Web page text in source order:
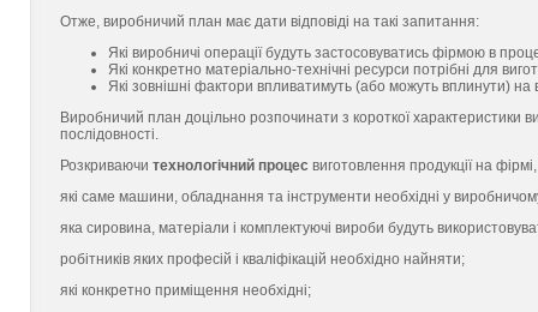
Отже, виробничий план має дати відповіді на такі запитання:
Які виробничі операції будуть застосовуватись фірмою в
Які конкретно матеріально-технічні ресурси потрібні для
Які зовнішні фактори впливатимуть (або можуть вплинути)
Виробничий план доцільно розпочинати з короткої характеристики
послідовності.
Розкриваючи технологічний процес виготовлення продукції на
які саме машини, обладнання та інструменти необхідні у
яка сировина, матеріали і комплектуючі вироби будуть
робітників яких професій і кваліфікацій необхідно найняти;
які конкретно приміщення необхідні;